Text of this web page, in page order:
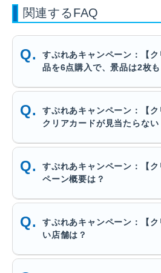
関連するFAQ
すぷれあキャンペーン：【
品を6点購入で、景品は2枚も
すぷれあキャンペーン：【
クリアカードが見当たらない
すぷれあキャンペーン：【
ペーン概要は？
すぷれあキャンペーン：【
い店舗は？